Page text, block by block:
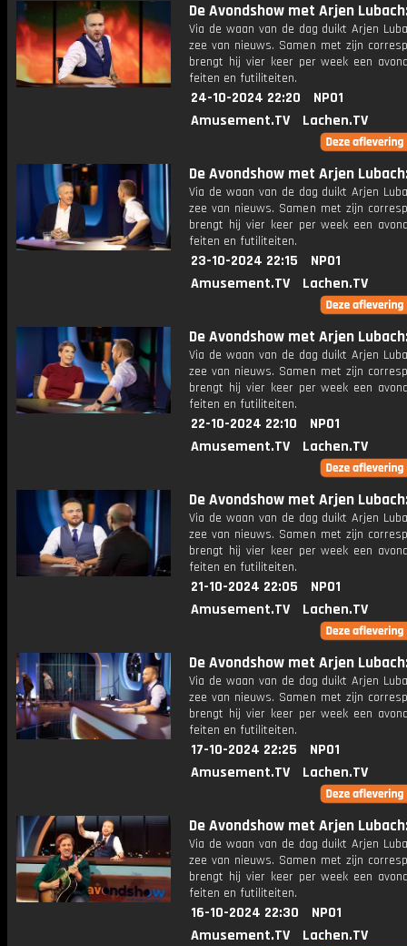
De Avondshow met Arjen
Via de waan van de dag duikt Arjen
zee van nieuws. Samen met zijn
brengt hij vier keer per week een
feiten en futiliteiten.
24-10-2024 22:20
NPO1
Amusement.TV
Lachen.TV
De Avondshow met Arjen
Via de waan van de dag duikt Arjen
zee van nieuws. Samen met zijn
brengt hij vier keer per week een
feiten en futiliteiten.
23-10-2024 22:15
NPO1
Amusement.TV
Lachen.TV
De Avondshow met Arjen
Via de waan van de dag duikt Arjen
zee van nieuws. Samen met zijn
brengt hij vier keer per week een
feiten en futiliteiten.
22-10-2024 22:10
NPO1
Amusement.TV
Lachen.TV
De Avondshow met Arjen
Via de waan van de dag duikt Arjen
zee van nieuws. Samen met zijn
brengt hij vier keer per week een
feiten en futiliteiten.
21-10-2024 22:05
NPO1
Amusement.TV
Lachen.TV
De Avondshow met Arjen
Via de waan van de dag duikt Arjen
zee van nieuws. Samen met zijn
brengt hij vier keer per week een
feiten en futiliteiten.
17-10-2024 22:25
NPO1
Amusement.TV
Lachen.TV
De Avondshow met Arjen
Via de waan van de dag duikt Arjen
zee van nieuws. Samen met zijn
brengt hij vier keer per week een
feiten en futiliteiten.
16-10-2024 22:30
NPO1
Amusement.TV
Lachen.TV